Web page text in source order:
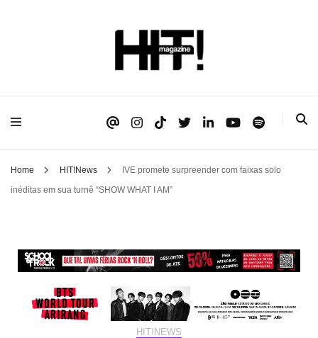
HIT!Magazine
Home HIT!News
IVE promete surpreender com faixas solo
inéditas em sua turnê “SHOW WHAT I AM”
HIT!NEWS